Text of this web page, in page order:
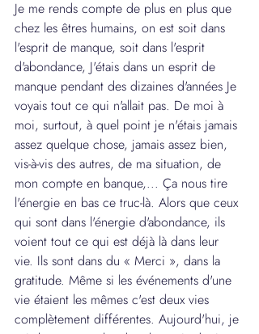
Je me rends compte de plus en plus que
chez les êtres humains, on est soit dans
l'esprit de manque, soit dans l'esprit
d'abondance, J'étais dans un esprit de
manque pendant des dizaines d'années Je
voyais tout ce qui n'allait pas. De moi à
moi, surtout, à quel point je n'étais jamais
assez quelque chose, jamais assez bien,
vis-à-vis des autres, de ma situation, de
mon compte en banque,... Ça nous tire
l'énergie en bas ce truc-là. Alors que ceux
qui sont dans l'énergie d'abondance, ils
voient tout ce qui est déjà là dans leur
vie. Ils sont dans du « Merci », dans la
gratitude. Même si les événements d'une
vie étaient les mêmes c'est deux vies
complètement différentes. Aujourd'hui, je